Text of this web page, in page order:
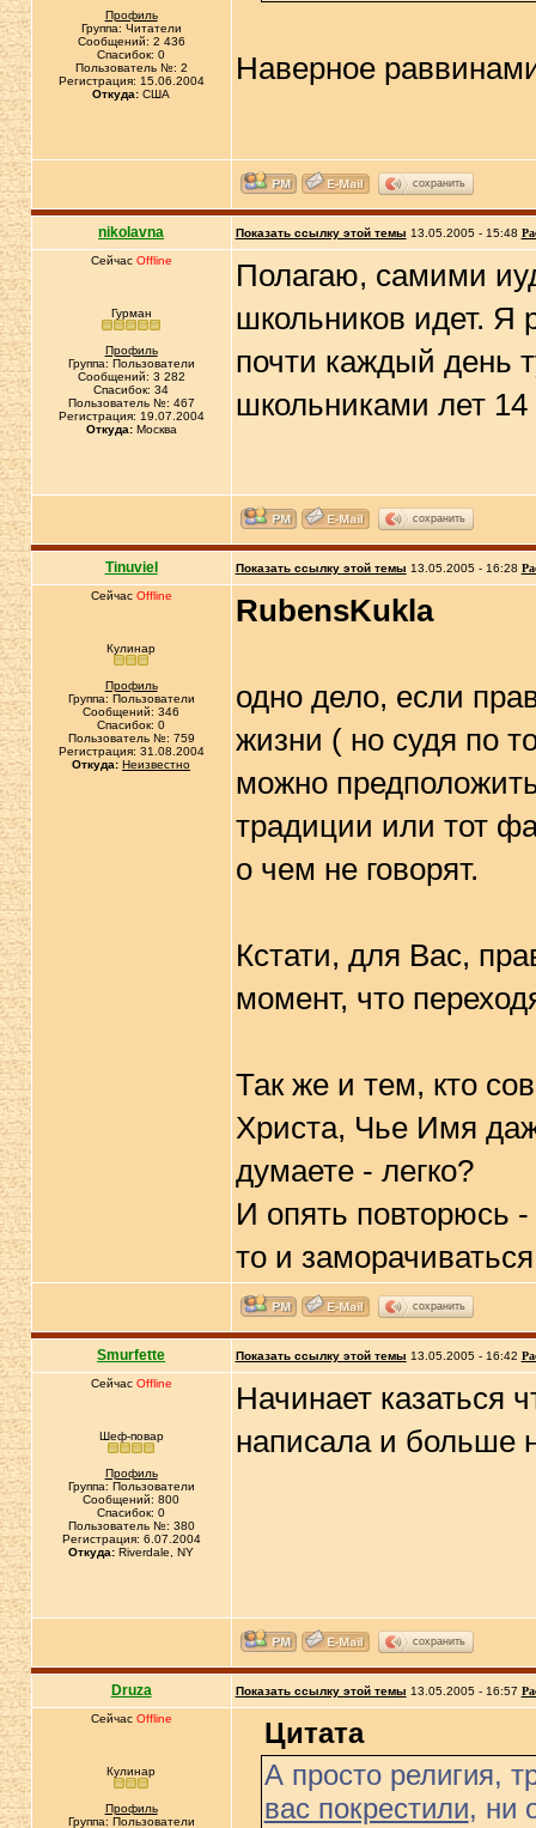
Профиль
Группа: Читатели
Сообщений: 2 436
Спасибок: 0
Пользователь №: 2
Регистрация: 15.06.2004
Откуда: США
Наверное
сохранить
nikolavna Показать ссылку этой темы 13.05.2005 - 15:48
Сейчас Offline
Гурман
Профиль
Группа: Пользователи
Сообщений: 3 282
Спасибок: 34
Пользователь №: 467
Регистрация: 19.07.2004
Откуда:Москва
Полагаю, самими
школьников идет. Я
почти каждый день
школьниками лет 14
сохранить
Tinuviel Показать ссылку этой темы 13.05.2005 - 16:28
Сейчас Offline
Кулинар
Профиль
Группа: Пользователи
Сообщений: 346
Спасибок: 0
Пользователь №: 759
Регистрация: 31.08.2004
Откуда: Неизвестно
RubensKukla
одно дело, если
жизни ( но судя по
можно
традиции или тот
о чем не говорят.
Кстати, для Вас,
момент, что
Так же и тем, кто
Христа, Чье Имя
думаете - легко?
И опять повторюсь
то и
сохранить
Smurfette Показать ссылку этой темы 13.05.2005 - 16:42
Сейчас Offline
Шеф-повар
Профиль
Группа: Пользователи
Сообщений: 800
Спасибок: 0
Пользователь №: 380
Регистрация: 6.07.2004
Откуда: Riverdale, NY
Начинает казаться
написала и больше
сохранить
Druza Показать ссылку этой темы 13.05.2005 - 16:57
Сейчас Offline
Кулинар
Профиль
Группа: Пользователи
Цитата
А просто религия,
вас покрестили, ни